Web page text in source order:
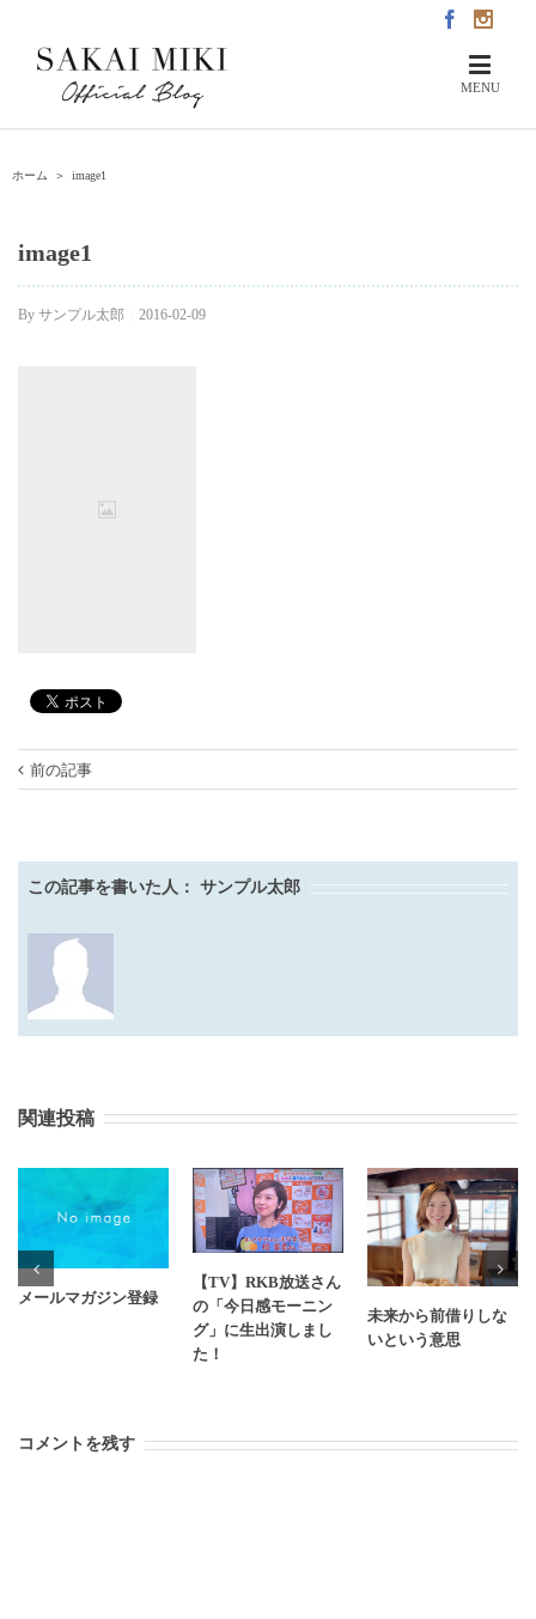
ホーム ＞ image1
image1
By サンプル太郎 2016-02-09
前の記事
この記事を書いた人：サンプル太郎
関連投稿
メールマガジン登録
【TV】RKB放送さん
の「今日感モーニン
グ」に生出演しまし
た！
未来から前借りしな
いという意思
コメントを残す